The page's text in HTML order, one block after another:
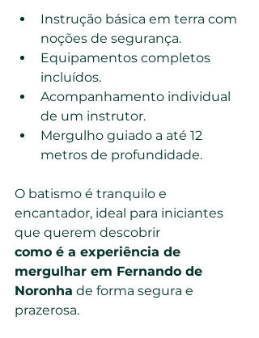
Instrução básica em terra com
noções de segurança.
Equipamentos completos
incluídos.
Acompanhamento individual
de um instrutor.
Mergulho guiado a até 12
metros de profundidade.
O batismo é tranquilo e
encantador, ideal para iniciantes
que querem descobrir
como é a experiência de
mergulhar em Fernando de
Noronha de forma segura e
prazerosa.